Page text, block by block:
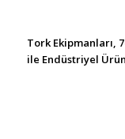
Tork Ekipmanları,
ile Endüstriyel